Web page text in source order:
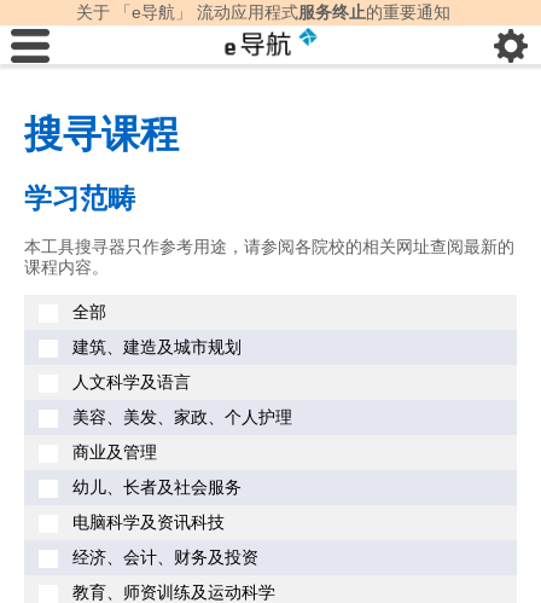
关于 「e导航」 流动应用程式服务终止的重要通知
搜寻课程
学习范畴
本工具搜寻器只作参考用途，请参阅各院校的相关网址查阅最新的
课程内容。
全部
建筑、建造及城市规划
人文科学及语言
美容、美发、家政、个人护理
商业及管理
幼儿、长者及社会服务
电脑科学及资讯科技
经济、会计、财务及投资
教育、师资训练及运动科学